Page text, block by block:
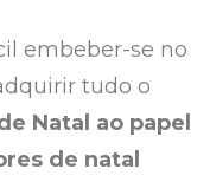
embeber-se no
tudo o
Natal ao papel
de natal